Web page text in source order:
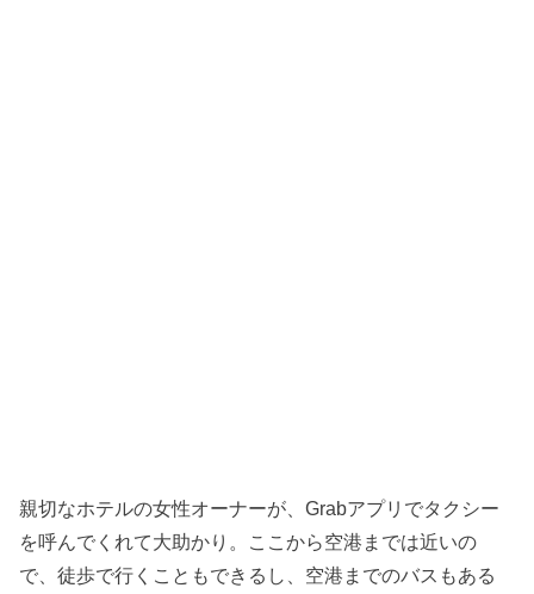
親切なホテルの女性オーナーが、Grabアプリでタクシー
を呼んでくれて大助かり。ここから空港までは近いの
で、徒歩で行くこともできるし、空港までのバスもある